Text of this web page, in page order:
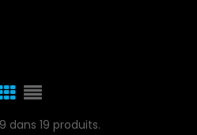
dans 19 produits.